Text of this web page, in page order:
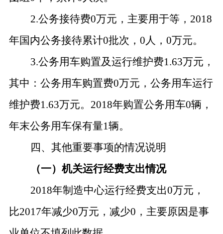
2.公务接待费0万元，主要用于等，2018
年国内公务接待累计0批次，0人，0万元。
3.公务用车购置及运行维护费1.63万元，
其中：公务用车购置费0万元，公务用车运行
维护费1.63万元。2018年购置公务用车0辆，
年末公务用车保有量1辆。
四、其他重要事项的情况说明
（一）机关运行经费支出情况
2018年制造中心运行经费支出0万元，
比2017年减少0万元，减少0，主要原因是事